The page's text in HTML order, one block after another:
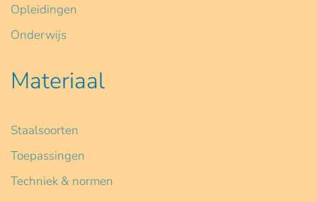
Opleidingen
Onderwijs
Materiaal
Staalsoorten
Toepassingen
Techniek & normen